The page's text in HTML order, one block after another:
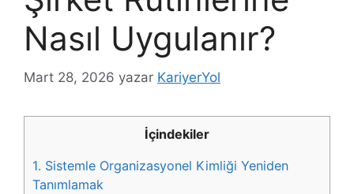
Nasıl Uygulanır?
Mart 28, 2026 yazar KariyerYol
İçindekiler
1. Sistemle Organizasyonel Kimliği Yeniden
Tanımlamak